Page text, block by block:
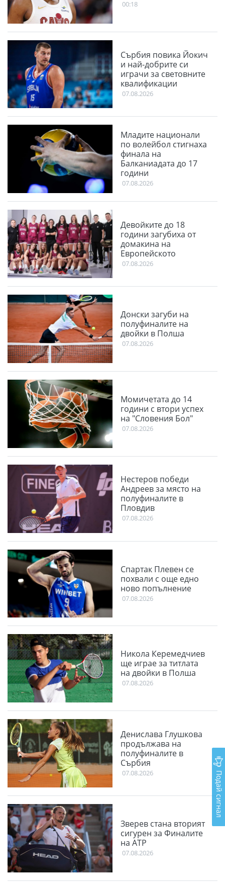
00:18
Сърбия повика Йокич
и най-добрите си
играчи за световните
квалификации
07.08.2026
Младите национали
по волейбол стигнаха
финала на
Балканиадата до 17
години
07.08.2026
Девойките до 18
години загубиха от
домакина на
Европейското
07.08.2026
Донски загуби на
полуфиналите на
двойки в Полша
07.08.2026
Момичетата до 14
години с втори успех
на "Словения Бол"
07.08.2026
Нестеров победи
Андреев за място на
полуфиналите в
Пловдив
07.08.2026
Спартак Плевен се
похвали с още едно
ново попълнение
07.08.2026
Никола Керемедчиев
ще играе за титлата
на двойки в Полша
07.08.2026
Денислава Глушкова
продължава на
полуфиналите в
Сърбия
07.08.2026
Зверев стана вторият
сигурен за Финалите
на АТР
07.08.2026
Подай сигнал